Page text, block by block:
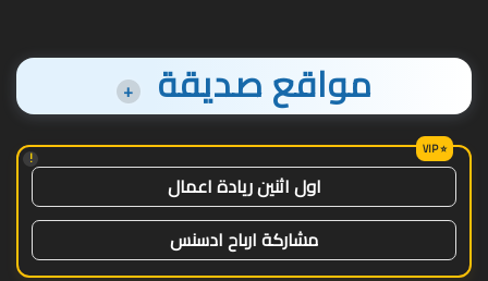
مواقع صديقة +
!
اول اثنين ريادة اعمال
مشاركة ارباح ادسنس